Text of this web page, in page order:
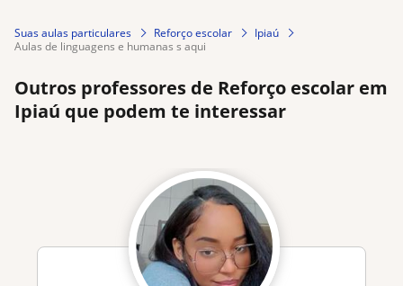
Suas aulas particulares Reforço escolar
Ipiaú
aulas de linguagens e humanas s aqui
Outros professores de Reforço escolar em
Ipiaú que podem te interessar